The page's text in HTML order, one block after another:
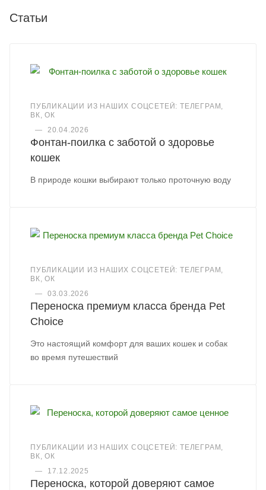
Статьи
ПУБЛИКАЦИИ ИЗ НАШИХ СОЦСЕТЕЙ: ТЕЛЕГРАМ,
ВК, ОК
—
20.04.2026
Фонтан-поилка с заботой о здоровье
кошек
В природе кошки выбирают только проточную воду
ПУБЛИКАЦИИ ИЗ НАШИХ СОЦСЕТЕЙ: ТЕЛЕГРАМ,
ВК, ОК
—
03.03.2026
Переноска премиум класса бренда Pet
Choice
Это настоящий комфорт для ваших кошек и собак
во время путешествий
ПУБЛИКАЦИИ ИЗ НАШИХ СОЦСЕТЕЙ: ТЕЛЕГРАМ,
ВК, ОК
—
17.12.2025
Переноска, которой доверяют самое